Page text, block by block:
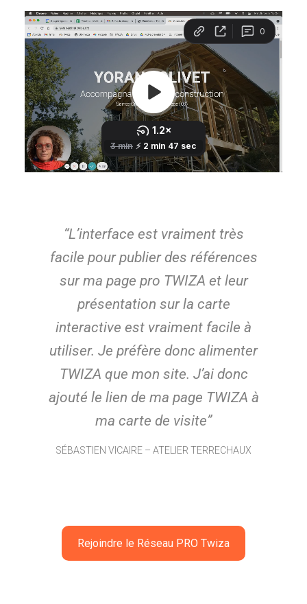
“L’interface est vraiment très
facile pour publier des références
sur ma page pro TWIZA et leur
présentation sur la carte
interactive est vraiment facile à
utiliser. Je préfère donc alimenter
TWIZA que mon site. J’ai donc
ajouté le lien de ma page TWIZA à
ma carte de visite”
SÉBASTIEN VICAIRE – ATELIER TERRECHAUX
Rejoindre le Réseau PRO Twiza